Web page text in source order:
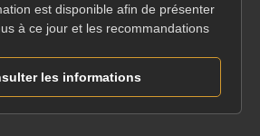
est disponible afin de présenter
à ce jour et les recommandations
les informations